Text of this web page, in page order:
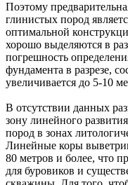
Поэтому
глинистых пород
оптимальной
хорошо выделяются в
погрешность
фундамента в разрезе,
увеличивается до 5-10
В отсутствии данных
зону линейного
пород в зонах
Линейные коры
80 метров и более, что
для буровиков и